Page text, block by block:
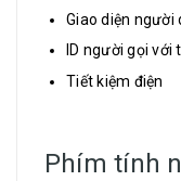
Giao diện người
ID người gọi với
Tiết kiệm điện
Phím tính